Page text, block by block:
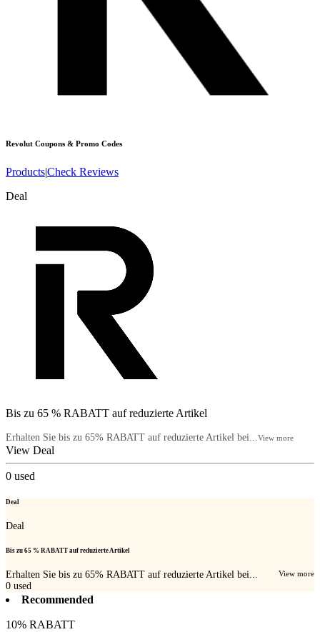
Revolut Coupons & Promo Codes
Products|Check Reviews
Deal
Bis zu 65 % RABATT auf reduzierte Artikel
Erhalten Sie bis zu 65% RABATT auf reduzierte Artikel bei...View more
View Deal
0 used
Deal
Deal
Bis zu 65 % RABATT auf reduzierte Artikel
Erhalten Sie bis zu 65% RABATT auf reduzierte Artikel bei... View more
0 used
Recommended
10% RABATT